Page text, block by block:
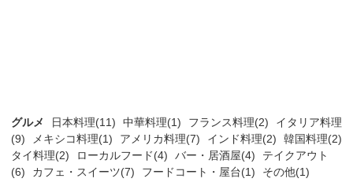
グルメ 日本料理(11) 中華料理(1) フランス料理(2)
イタリア料理
(9)
メキシコ料理(1) アメリカ料理(7) インド料理(2)
韓国料理(2)
タイ料理(2)
ローカルフード(4) バー・居酒屋(4)
テイクアウト
(6)
カフェ・スイーツ(7) フードコート・屋台(1) その他(1)